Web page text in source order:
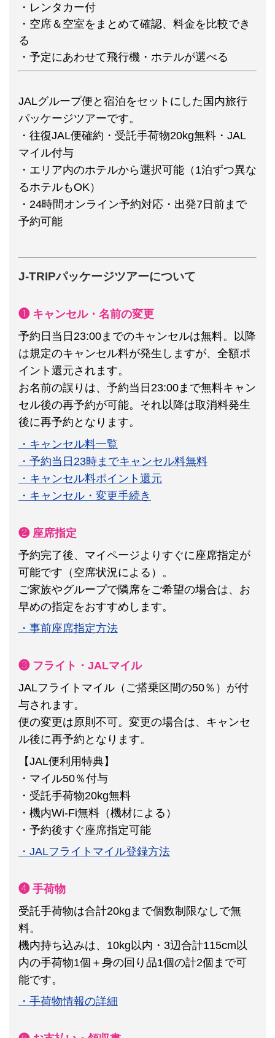
・レンタカー付
・空席＆空室をまとめて確認、料金を比較でき
る
・予定にあわせて飛行機・ホテルが選べる
JALグループ便と宿泊をセットにした国内旅行
パッケージツアーです。
・往復JAL便確約・受託手荷物20kg無料・JAL
マイル付与
・エリア内のホテルから選択可能（1泊ずつ異な
るホテルもOK）
・24時間オンライン予約対応・出発7日前まで
予約可能
J-TRIPパッケージツアーについて
❶ キャンセル・名前の変更
予約日当日23:00までのキャンセルは無料。以降
は規定のキャンセル料が発生しますが、全額ポ
イント還元されます。
お名前の誤りは、予約当日23:00まで無料キャン
セル後の再予約が可能。それ以降は取消料発生
後に再予約となります。
・キャンセル料一覧
・予約当日23時までキャンセル料無料
・キャンセル料ポイント還元
・キャンセル・変更手続き
❷ 座席指定
予約完了後、マイページよりすぐに座席指定が
可能です（空席状況による）。
ご家族やグループで隣席をご希望の場合は、お
早めの指定をおすすめします。
・事前座席指定方法
❸ フライト・JALマイル
JALフライトマイル（ご搭乗区間の50％）が付
与されます。
便の変更は原則不可。 変更の場合は、キャンセ
ル後に再予約となります。
【JAL便利用特典】
・マイル50％付与
・受託手荷物20kg無料
・機内Wi-Fi無料（機材による）
・予約後すぐ座席指定可能
・JALフライトマイル登録方法
❹ 手荷物
受託手荷物は合計20kgまで個数制限なしで無
料。
機内持ち込みは、10kg以内・3辺合計115cm以
内の手荷物1個＋身の回り品1個の計2個まで可
能です。
・手荷物情報の詳細